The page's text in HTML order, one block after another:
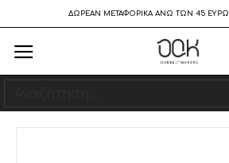
ΔΩΡΕΑΝ ΜΕΤΑΦΟΡΙΚΑ ΑΝΩ ΤΩΝ 45 ΕΥΡΩ